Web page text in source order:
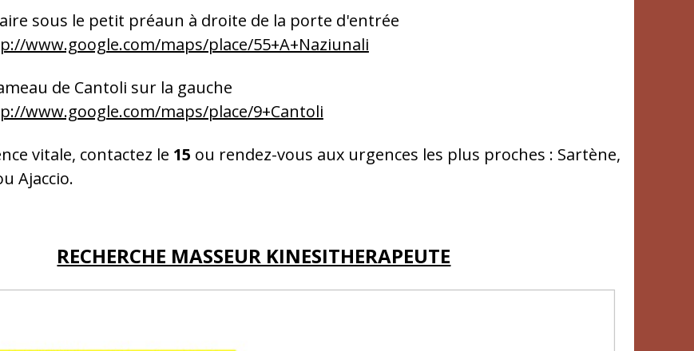
sous le petit préaun à droite de la porte d'entrée
www.google.com/maps/place/55+A+Naziunali
de Cantoli sur la gauche
www.google.com/maps/place/9+Cantoli
vitale, contactez le 15 ou rendez-vous aux urgences les plus proches : Sartène,
Ajaccio.
RECHERCHE MASSEUR KINESITHERAPEUTE